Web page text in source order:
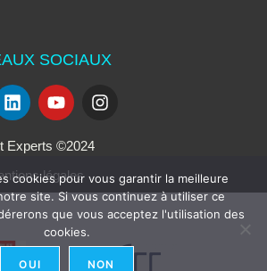
SOCIAUX
Experts ©2024
légales
cookies pour vous garantir la meilleure
site. Si vous continuez à utiliser ce
que vous acceptez l'utilisation des
cookies.
OUI NON